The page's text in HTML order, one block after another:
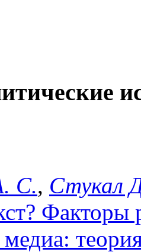
С., Стукал
Факторы